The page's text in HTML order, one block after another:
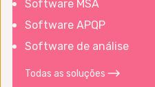
Software MSA
Software APQP
Software de análise
Todas as soluções